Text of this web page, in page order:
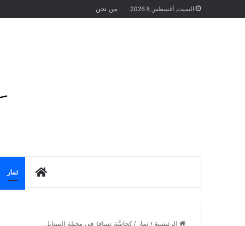
السبت, أغسطس 8 2026 من نحن
الرئيسية
ثمار
الرئيسية / ثمار / كحاسَّةٍ تسافرُ في مخيلةِ السنابلِ